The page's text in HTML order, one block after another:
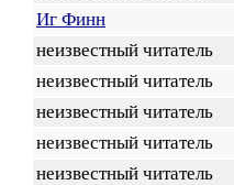
Иг Финн
неизвестный читатель
неизвестный читатель
неизвестный читатель
неизвестный читатель
неизвестный читатель